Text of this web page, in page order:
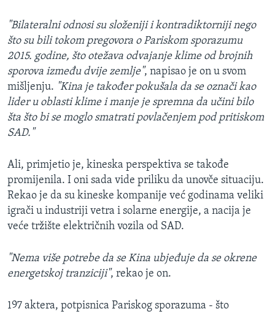
"Bilateralni odnosi su složeniji i kontradiktorniji nego
što su bili tokom pregovora o Pariskom sporazumu
2015. godine, što otežava odvajanje klime od brojnih
sporova između dvije zemlje", napisao je on u svom
mišljenju. "Kina je također pokušala da se označi kao
lider u oblasti klime i manje je spremna da učini bilo
šta što bi se moglo smatrati povlačenjem pod pritiskom
SAD."
Ali, primjetio je, kineska perspektiva se takođe
promijenila. I oni sada vide priliku da unovče situaciju.
Rekao je da su kineske kompanije već godinama veliki
igrači u industriji vetra i solarne energije, a nacija je
veće tržište električnih vozila od SAD.
"Nema više potrebe da se Kina ubjeđuje da se okrene
energetskoj tranziciji", rekao je on.
197 aktera, potpisnica Pariskog sporazuma - što